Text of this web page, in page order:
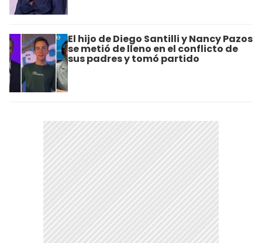
El hijo de Diego Santilli y Nancy Pazos
se metió de lleno en el conflicto de
sus padres y tomó partido